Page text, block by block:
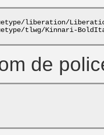
liberation/
tlwg/Kinnari-
de